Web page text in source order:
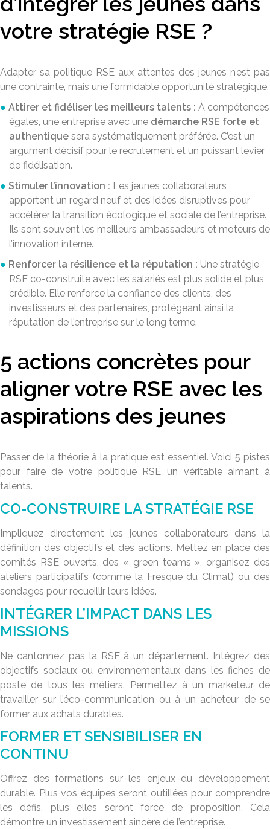
votre stratégie RSE ?
Adapter sa politique RSE aux attentes des jeunes n’est pas
une contrainte, mais une formidable opportunité stratégique.
Attirer et fidéliser les meilleurs talents : À compétences
égales, une entreprise avec une démarche RSE forte et
authentique sera systématiquement préférée. C’est un
argument décisif pour le recrutement et un puissant levier
de fidélisation.
Stimuler l’innovation : Les jeunes collaborateurs
apportent un regard neuf et des idées disruptives pour
accélérer la transition écologique et sociale de l’entreprise.
Ils sont souvent les meilleurs ambassadeurs et moteurs de
l’innovation interne.
Renforcer la résilience et la réputation : Une stratégie
RSE co-construite avec les salariés est plus solide et plus
crédible. Elle renforce la confiance des clients, des
investisseurs et des partenaires, protégeant ainsi la
réputation de l’entreprise sur le long terme.
5 actions concrètes pour
aligner votre RSE avec les
aspirations des jeunes
Passer de la théorie à la pratique est essentiel. Voici 5 pistes
pour faire de votre politique RSE un véritable aimant à
talents.
CO-CONSTRUIRE LA STRATÉGIE RSE
Impliquez directement les jeunes collaborateurs dans la
définition des objectifs et des actions. Mettez en place des
comités RSE ouverts, des « green teams », organisez des
ateliers participatifs (comme la Fresque du Climat) ou des
sondages pour recueillir leurs idées.
INTÉGRER L’IMPACT DANS LES
MISSIONS
Ne cantonnez pas la RSE à un département. Intégrez des
objectifs sociaux ou environnementaux dans les fiches de
poste de tous les métiers. Permettez à un marketeur de
travailler sur l’éco-communication ou à un acheteur de se
former aux achats durables.
FORMER ET SENSIBILISER EN
CONTINU
Offrez des formations sur les enjeux du développement
durable. Plus vos équipes seront outillées pour comprendre
les défis, plus elles seront force de proposition. Cela
démontre un investissement sincère de l’entreprise.